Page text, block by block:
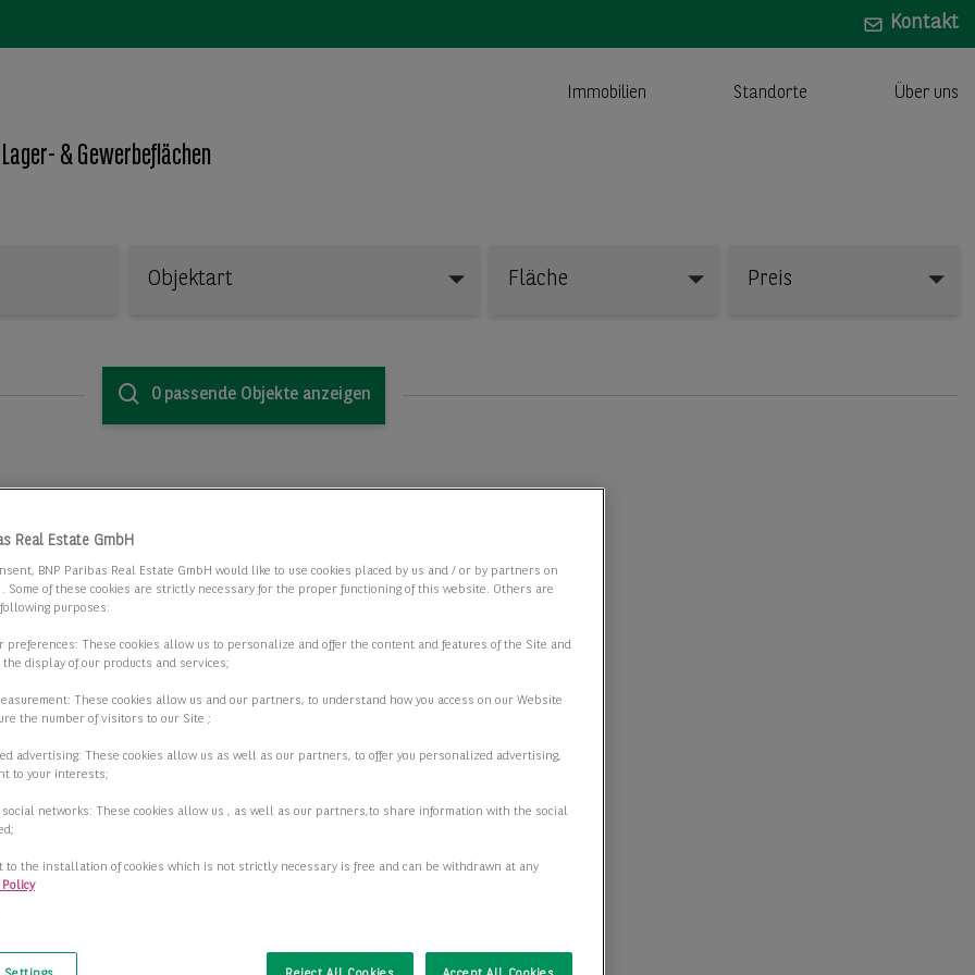
Kontakt
Immobilien Standorte Über uns
& Gewerbeflächen
Objektart Fläche Preis
0 passende Objekte anzeigen
die Suchkriterien an.
Büroflächen mitten
Düsseldorf
17.284,00 m 2
ab 589,00 m
Real Estate GmbH
BNP Paribas Real Estate GmbH would like to use cookies placed by us and / or by partners on
Some of these cookies are strictly necessary for the proper functioning of this website. Others are
purposes:
preferences: These cookies allow us to personalize and offer the content and features of the Site and
display of our products and services;
These cookies allow us and our partners, to understand how you access on our Website
the number of visitors to our Site ;
advertising: These cookies allow us as well as our partners, to offer you personalized advertising,
to your interests;
networks: These cookies allow us , as well as our partners,to share information with the social
to the installation of cookies which is not strictly necessary is free and can be withdrawn at any
Policy